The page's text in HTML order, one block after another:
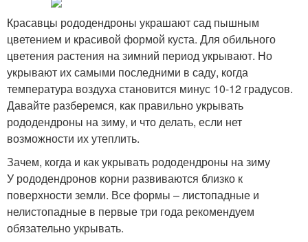
Осенняя уборка
Осенний уход
Инструкция по обрезке Осенние мероприятия
Культуры для осенней
Красавцы рододендроны украшают сад пышным
цветением и красивой формой куста. Для обильного
цветения растения на зимний период укрывают. Но
укрывают их самыми последними в саду, когда
температура воздуха становится минус 10-12 градусов.
Давайте разберемся, как правильно укрывать
рододендроны на зиму, и что делать, если нет
возможности их утеплить.
Зачем, когда и как укрывать рододендроны на зиму
У рододендронов корни развиваются близко к
поверхности земли. Все формы – листопадные и
нелистопадные в первые три года рекомендуем
обязательно укрывать.